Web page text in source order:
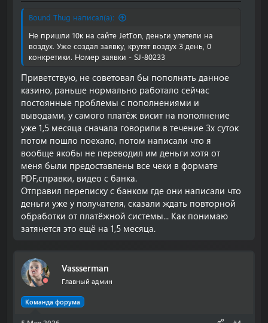
Bound Thug написал(а):
Не пришли 10к на сайте JetTon, деньги улетели на
воздух. Уже создал заявку, крутят воздух 3 день, 0
конкретики. Номер заявки - SJ-80233
Приветствую, не советовал бы пополнять данное
казино, раньше нормально работало сейчас
постоянные проблемы с пополнениями и
выводами, у самого платёж висит на пополнение
уже 1,5 месяца сначала говорили в течение 3х суток
потом пошло поехало, потом написали что я
вообще якобы не переводил им деньги хотя от
меня были предоставлены все чеки в формате
PDF,справки, видео с банка.
Отправил переписку с банком где они написали что
деньги уже у получателя, сказали ждать повторной
обработки от платёжной системы... Как понимаю
затянется это ещё на 1,5 месяца.
Vassserman
Главный админ
Команда форума